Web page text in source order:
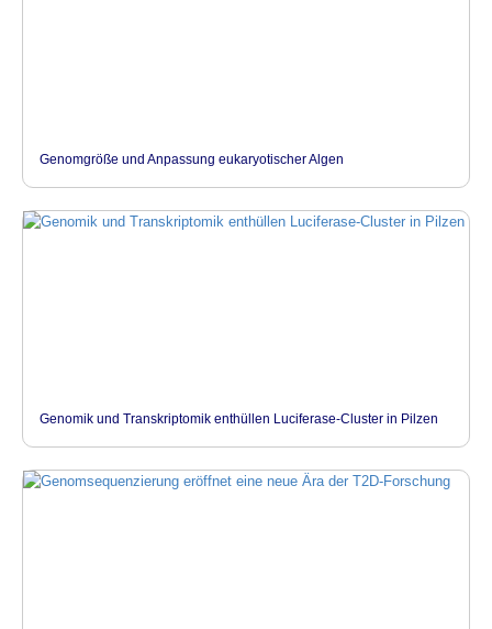
Genomgröße und Anpassung eukaryotischer Algen
Genomik und Transkriptomik enthüllen Luciferase-Cluster in Pilzen